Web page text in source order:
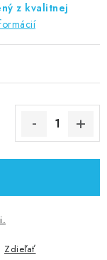
z kvalitnej
Zdieľať